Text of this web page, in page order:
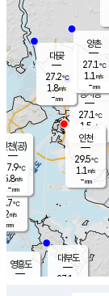
의도
℃
m/s
mm
영흥도
대부도
27.1
경서동
27.1℃
1.5 m/s
-mm
대곶
27.2℃
1.8m/s
-mm
양촌
27.1℃
1.1 m/s
-mm
인천(공)
27.9℃
5.8m/s
-mm
인천
29.5℃
1.1 m/s
-mm